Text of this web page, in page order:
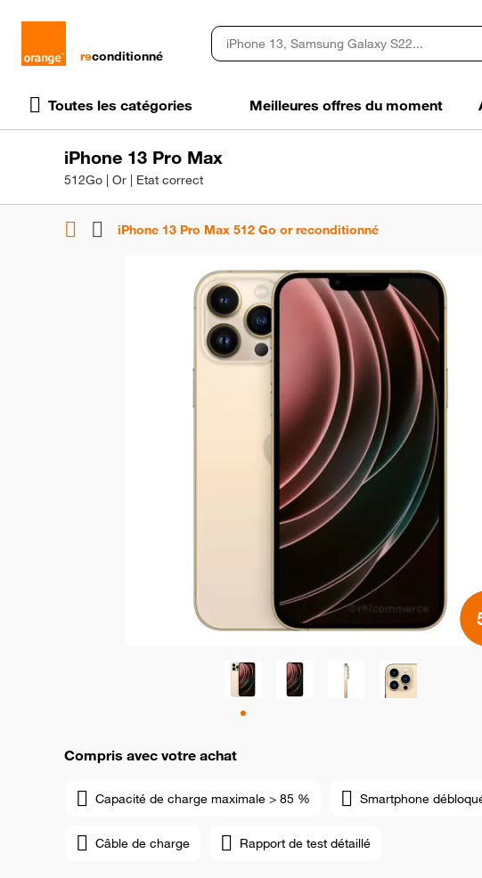
rɘconditionné
Toutes les catégories Meilleures offres du moment
iPhone 13 Pro Max
512Go | Or | Etat correct
iPhone 13 Pro Max 512 Go or reconditionné
Compris avec votre achat
Capacité de charge maximale > 85 % Smartphone
Câble de charge Rapport de test détaillé